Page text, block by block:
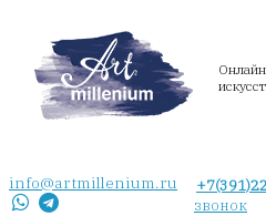
info@artmillenium.ru
звонок